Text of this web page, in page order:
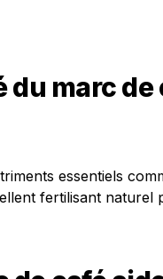
du marc de
essentiels
fertilisant naturel